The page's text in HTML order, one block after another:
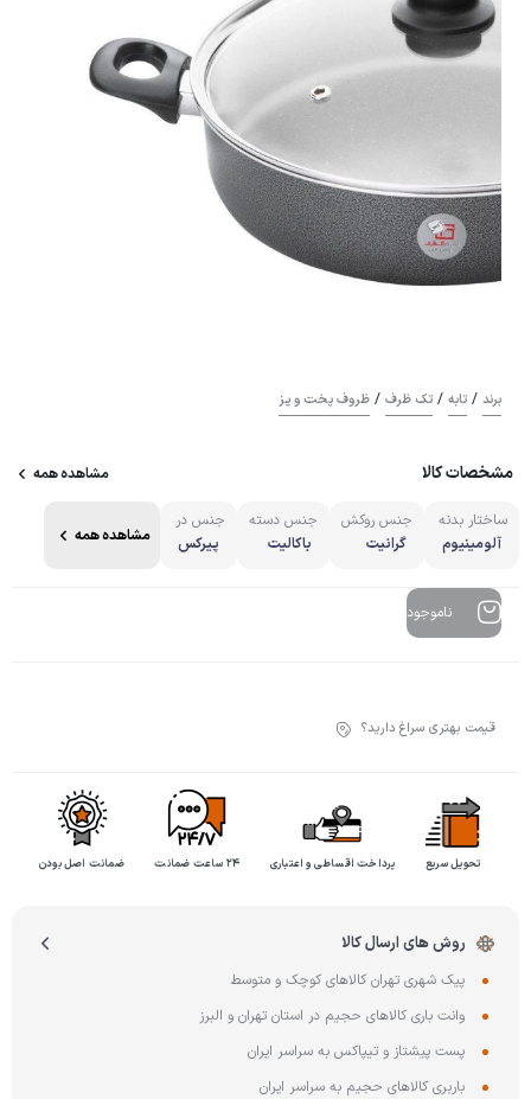
برند / تابه / تک ظرف / ظروف پخت و پز
مشخصات کالا مشاهده همه
ساختار بدنه
آلومینیوم
جنس روکش
گرانیت
جنس دسته
باکالیت
جنس در
پیرکس
مشاهده همه
ناموجود
قیمت بهتری سراغ دارید؟
تحویل سریع پرداخت اقساطی و اعتباری ۲۴ ساعت ضمانت ضمانت اصل بودن
روش های ارسال کالا
پیک شهری تهران کالاهای کوچک و متوسط
وانت باری کالاهای حجیم در استان تهران و البرز
پست پیشتاز و تیپاکس به سراسر ایران
باربری کالاهای حجیم به سراسر ایران